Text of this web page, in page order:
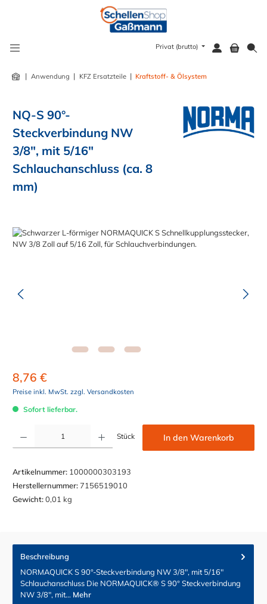
Privat (brutto)
| Anwendung | KFZ Ersatzteile | Kraftstoff- & Ölsystem
NQ-S 90°-
Steckverbindung NW
3/8", mit 5/16"
Schlauchanschluss (ca. 8
mm)
Bildergalerie überspringen
8,76 €
Preise inkl. MwSt. zzgl. Versandkosten
Sofort lieferbar.
Stück In den Warenkorb
Artikelnummer: 1000000303193
Herstellernummer:7156519010
Gewicht:0,01 kg
Beschreibung
NORMAQUICK S 90°-Steckverbindung NW 3/8", mit 5/16"
Schlauchanschluss Die NORMAQUICK® S 90° Steckverbindung
NW 3/8", mit… Mehr